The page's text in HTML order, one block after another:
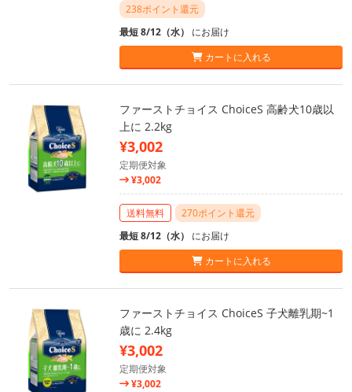
238ポイント還元
最短 8/12（水） にお届け
カートに入れる
ファーストチョイス ChoiceS 高齢犬10歳以
上に 2.2kg
¥3,002
定期便対象
¥3,002
送料無料
270ポイント還元
最短 8/12（水） にお届け
カートに入れる
ファーストチョイス ChoiceS 子犬離乳期~1
歳に 2.4kg
¥3,002
定期便対象
¥3,002